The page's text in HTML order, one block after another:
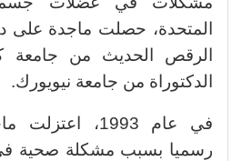
المتحدة، حصلت ماجدة على
الرقص الحديث من جامعة
الدكتوراة من جامعة نيويورك.
في عام 1993،
رسميا بسبب مشكلة صحية